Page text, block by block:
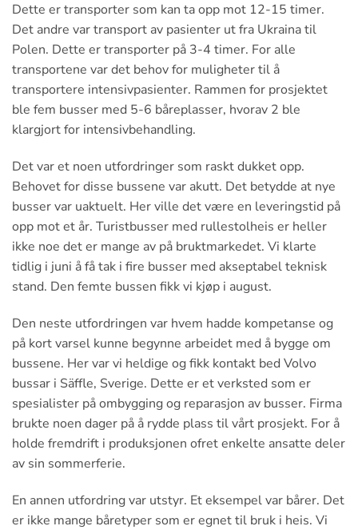
Dette er transporter som kan ta opp mot 12-15 timer.
Det andre var transport av pasienter ut fra Ukraina til
Polen. Dette er transporter på 3-4 timer. For alle
transportene var det behov for muligheter til å
transportere intensivpasienter. Rammen for prosjektet
ble fem busser med 5-6 båreplasser, hvorav 2 ble
klargjort for intensivbehandling.
Det var et noen utfordringer som raskt dukket opp.
Behovet for disse bussene var akutt. Det betydde at nye
busser var uaktuelt. Her ville det være en leveringstid på
opp mot et år. Turistbusser med rullestolheis er heller
ikke noe det er mange av på bruktmarkedet. Vi klarte
tidlig i juni å få tak i fire busser med akseptabel teknisk
stand. Den femte bussen fikk vi kjøp i august.
Den neste utfordringen var hvem hadde kompetanse og
på kort varsel kunne begynne arbeidet med å bygge om
bussene. Her var vi heldige og fikk kontakt bed Volvo
bussar i Säffle, Sverige. Dette er et verksted som er
spesialister på ombygging og reparasjon av busser. Firma
brukte noen dager på å rydde plass til vårt prosjekt. For å
holde fremdrift i produksjonen ofret enkelte ansatte deler
av sin sommerferie.
En annen utfordring var utstyr. Et eksempel var bårer. Det
er ikke mange båretyper som er egnet til bruk i heis. Vi